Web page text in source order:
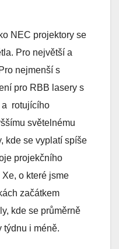
NEC projektory se
Pro největší a
nejmenší s
pro RBB lasery s
a rotujícího
světelnému
kde se vyplatí spíše
projekčního
o které jsme
začátkem
kde se průměrně
týdnu i méně.